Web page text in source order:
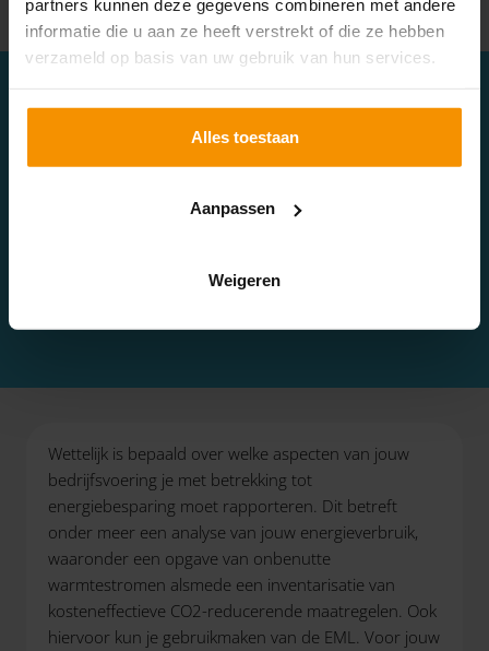
partners kunnen deze gegevens combineren met andere
informatie die u aan ze heeft verstrekt of die ze hebben
verzameld op basis van uw gebruik van hun services.
Alles toestaan
Aanpassen
Weigeren
De eerstvolgende rapportage moest uiterlijk 1
nog niet ingediend, doe dit dan alsnog zo snel mogelijk.
Wettelijk is bepaald over welke aspecten van jouw
bedrijfsvoering je met betrekking tot
energiebesparing moet rapporteren. Dit betreft
onder meer een analyse van jouw energieverbruik,
waaronder een opgave van onbenutte
warmtestromen alsmede een inventarisatie van
kosteneffectieve CO2-reducerende maatregelen. Ook
hiervoor kun je gebruikmaken van de EML. Voor jouw